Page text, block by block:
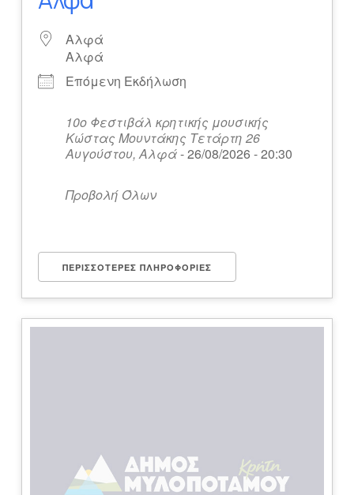
Αλφά
Αλφά
Επόμενη Εκδήλωση
10ο Φεστιβάλ κρητικής μουσικής
Κώστας Μουντάκης Τετάρτη 26
Αυγούστου, Αλφά- 26/08/2026 - 20:30
Προβολή Όλων
ΠΕΡΙΣΣΌΤΕΡΕΣ ΠΛΗΡΟΦΟΡΊΕΣ